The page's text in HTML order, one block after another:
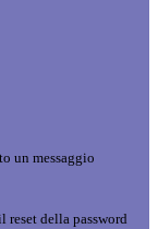
un messaggio
reset della password